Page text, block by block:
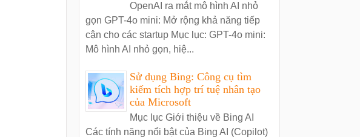
OpenAI ra mắt mô hình AI nhỏ
gọn GPT-4o mini: Mở rộng khả năng tiếp
cận cho các startup Mục lục: GPT-4o mini:
Mô hình AI nhỏ gọn, hiệ...
Sử dụng Bing: Công cụ tìm
kiếm tích hợp trí tuệ nhân tạo
của Microsoft
Mục lục Giới thiệu về Bing AI
Các tính năng nổi bật của Bing AI (Copilot)